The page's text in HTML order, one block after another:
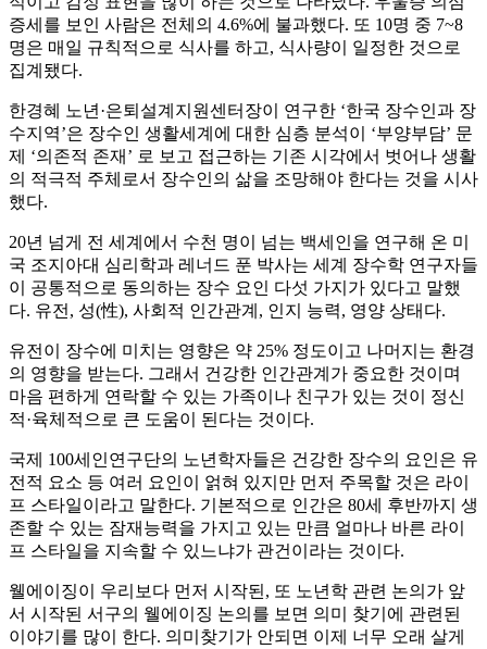
증세를 보인 사람은 전체의 4.6%에 불과했다. 또 10명 중 7~8
명은 매일 규칙적으로 식사를 하고, 식사량이 일정한 것으로
집계됐다.
한경혜 노년·은퇴설계지원센터장이 연구한 ‘한국 장수인과 장
수지역’은 장수인 생활세계에 대한 심층 분석이 ‘부양부담’ 문
제 ‘의존적 존재’ 로 보고 접근하는 기존 시각에서 벗어나 생활
의 적극적 주체로서 장수인의 삶을 조망해야 한다는 것을 시사
했다.
20년 넘게 전 세계에서 수천 명이 넘는 백세인을 연구해 온 미
국 조지아대 심리학과 레너드 푼 박사는 세계 장수학 연구자들
이 공통적으로 동의하는 장수 요인 다섯 가지가 있다고 말했
다. 유전, 성(性), 사회적 인간관계, 인지 능력, 영양 상태다.
유전이 장수에 미치는 영향은 약 25% 정도이고 나머지는 환경
의 영향을 받는다. 그래서 건강한 인간관계가 중요한 것이며
마음 편하게 연락할 수 있는 가족이나 친구가 있는 것이 정신
적·육체적으로 큰 도움이 된다는 것이다.
국제 100세인연구단의 노년학자들은 건강한 장수의 요인은 유
전적 요소 등 여러 요인이 얽혀 있지만 먼저 주목할 것은 라이
프 스타일이라고 말한다. 기본적으로 인간은 80세 후반까지 생
존할 수 있는 잠재능력을 가지고 있는 만큼 얼마나 바른 라이
프 스타일을 지속할 수 있느냐가 관건이라는 것이다.
웰에이징이 우리보다 먼저 시작된, 또 노년학 관련 논의가 앞
서 시작된 서구의 웰에이징 논의를 보면 의미 찾기에 관련된
이야기를 많이 한다. 의미찾기가 안되면 이제 너무 오래 살게